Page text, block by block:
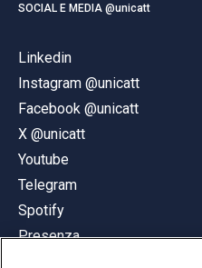
SOCIAL E MEDIA @unicatt
Linkedin
Instagram @unicatt
Facebook @unicatt
X @unicatt
Youtube
Telegram
Spotify
Presenza